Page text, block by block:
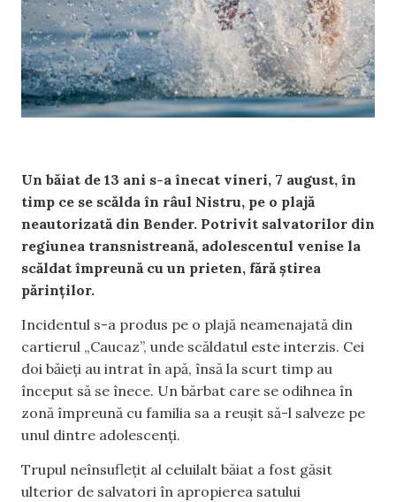
Un băiat de 13 ani s-a înecat vineri, 7 august, în
timp ce se scălda în râul Nistru, pe o plajă
neautorizată din Bender. Potrivit salvatorilor din
regiunea transnistreană, adolescentul venise la
scăldat împreună cu un prieten, fără știrea
părinților.
Incidentul s-a produs pe o plajă neamenajată din
cartierul „Caucaz”, unde scăldatul este interzis. Cei
doi băieți au intrat în apă, însă la scurt timp au
început să se înece. Un bărbat care se odihnea în
zonă împreună cu familia sa a reușit să-l salveze pe
unul dintre adolescenți.
Trupul neînsuflețit al celuilalt băiat a fost găsit
ulterior de salvatori în apropierea satului